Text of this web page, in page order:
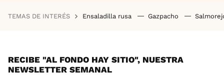
TEMAS DE INTERÉS Ensaladilla rusa Gazpacho
RECIBE "AL FONDO HAY SITIO", NUESTRA
NEWSLETTER SEMANAL